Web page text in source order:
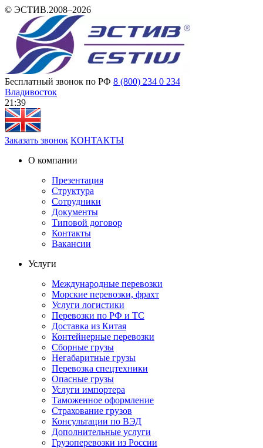
© ЭСТИВ.2008–2026
Бесплатный звонок по РФ 8 (800) 234 0 234
Владивосток
21 39
Заказать звонок КОНТАКТЫ
О компании
Презентация
Структура
Сотрудники
Документы
Типовой договор
Контакты
Вакансии
Услуги
Международные перевозки
Морские перевозки, фрахт
Услуги логистики
Перевозки по РФ и ТС
Доставка из Китая
Контейнерные перевозки
Сборные грузы
Негабаритные грузы
Перевозка спецтехники
Опасные грузы
Услуги импортера
Таможенное оформление
Страхование грузов
Консультации по ВЭД
Дополнительные услуги
Грузоперевозки из России